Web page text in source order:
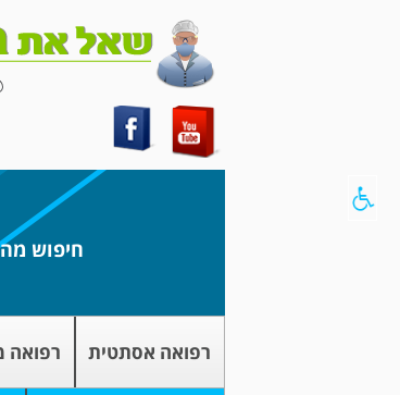
חיפוש
רפואה אסתטית רפואה